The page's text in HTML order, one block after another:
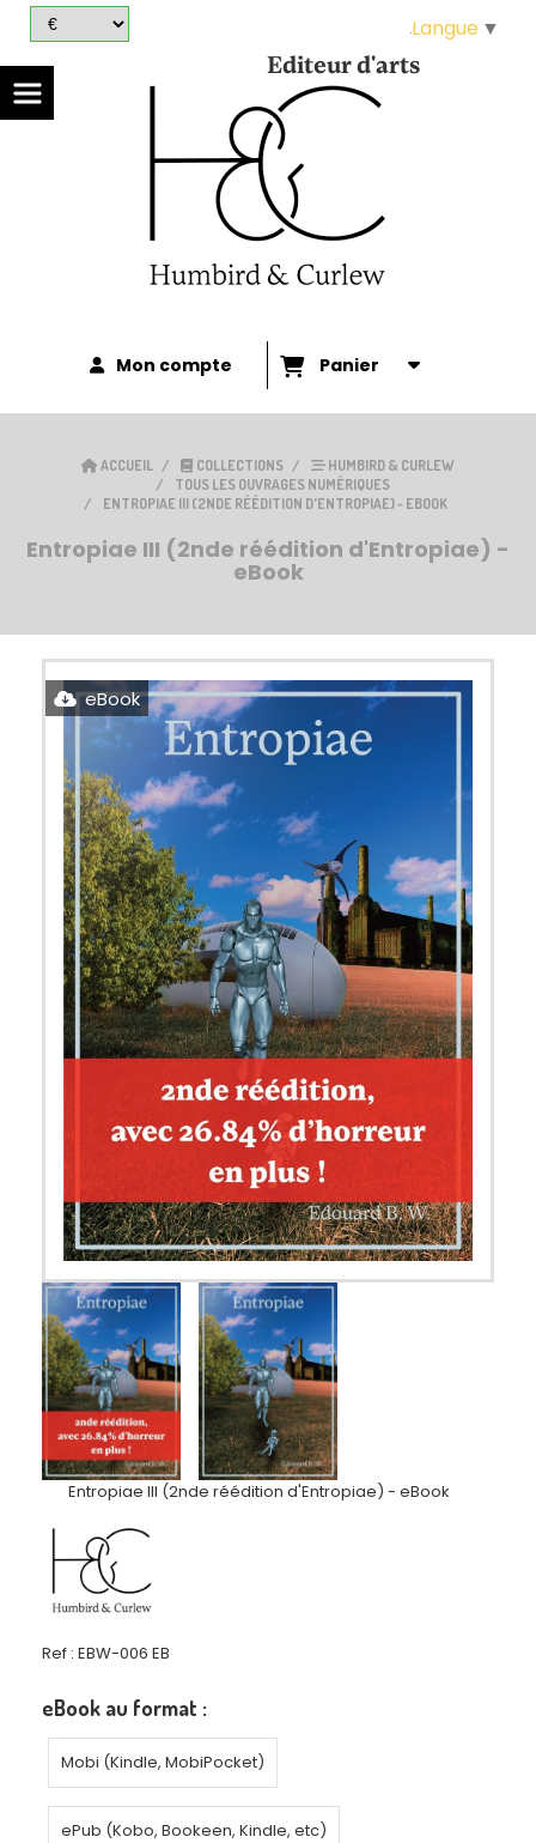
Editeur d'arts
Mon compte Panier
ACCUEIL COLLECTIONS
HUMBIRD & CURLEW
TOUS LES OUVRAGES NUMÉRIQUES
ENTROPIAE III (2NDE RÉÉDITION D'ENTROPIAE) - EBOOK
Entropiae III (2nde réédition d'Entropiae) -
eBook
eBook
Entropiae III (2nde réédition d'Entropiae) - eBook
Ref : EBW-006 EB
eBook au format :
Mobi (Kindle, MobiPocket)
ePub (Kobo, Bookeen, Kindle, etc)
Langue ▼
Panneau de gestion des cookies